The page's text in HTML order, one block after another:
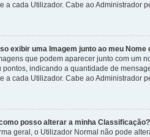
a cada Utilizador. Cabe ao Administrador
exibir uma Imagem junto ao meu Nome
que podem aparecer junto com um
pontos, indicando a quantidade de
a cada Utilizador. Cabe ao Administrador
posso alterar a minha
geral, o Utilizador Normal não pode